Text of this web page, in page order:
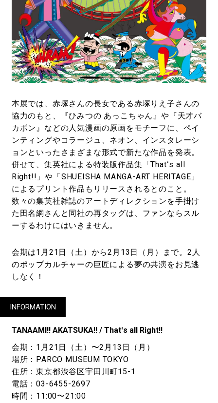
本展では、赤塚さんの長女である赤塚りえ子さんの
協力のもと、『ひみつの あっこちゃん』や『天才バ
カボン』などの人気漫画の原画をモチーフに、ペイ
ンティングやコラージュ、ネオン、インスタレーシ
ョンといったさまざまな形式で新たな作品を発表。
併せて、集英社による特装版作品集「Thatʻs all
Right!!」や「SHUEISHA MANGA-ART HERITAGE」
によるプリント作品もリリースされるとのこと。
数々の集英社雑誌のアートディレクションを手掛け
た田名網さんと同社の再タッグは、ファンならスル
ーするわけにはいきません。
会期は1月21日（土）から2月13日（月）まで。2人
のポップカルチャーの巨匠による夢の共演をお見逃
しなく！
INFORMATION
TANAAMI!! AKATSUKA!! / Thatʻs all Right!!
会期：1月21日（土）〜2月13日（月）
場所：PARCO MUSEUM TOKYO
住所：東京都渋谷区宇田川町15-1
電話：03-6455-2697
時間：11:00〜21:00